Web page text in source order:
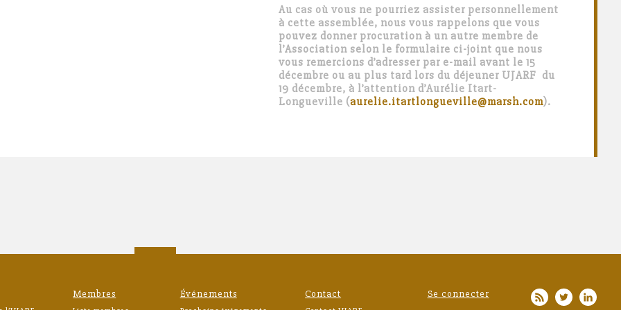
Au cas où vous ne pourriez assister personnellement
à cette assemblée, nous vous rappelons que vous
pouvez donner procuration à un autre membre de
l’Association selon le formulaire ci-joint que nous
vous remercions d’adresser par e-mail avant le 15
décembre ou au plus tard lors du déjeuner UJARF du
19 décembre, à l’attention d’Aurélie Itart-
Longueville (aurelie.itartlongueville@marsh.com).
Membres Événements Contact Se connecter